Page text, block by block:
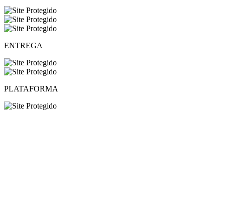
ENTREGA
PLATAFORMA